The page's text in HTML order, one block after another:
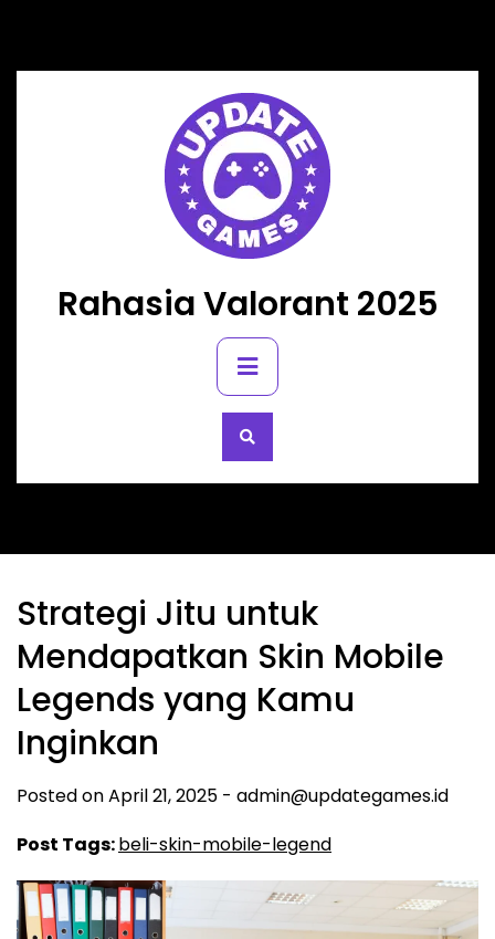
content
Rahasia Valorant 2025
Primary
Menu
Strategi Jitu untuk
Mendapatkan Skin Mobile
Legends yang Kamu
Inginkan
Posted onApril 21, 2025 - admin@updategames.id
Post Tags:beli-skin-mobile-legend